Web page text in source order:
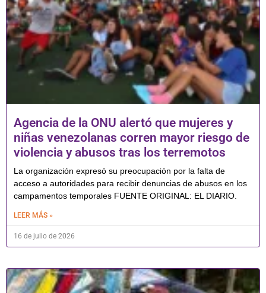
Agencia de la ONU alertó que mujeres y
niñas venezolanas corren mayor riesgo de
violencia y abusos tras los terremotos
La organización expresó su preocupación por la falta de
acceso a autoridades para recibir denuncias de abusos en los
campamentos temporales FUENTE ORIGINAL: EL DIARIO.
LEER MÁS »
16 de julio de 2026